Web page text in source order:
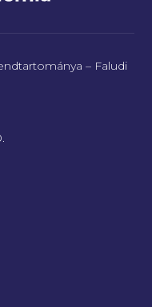
– Faludi